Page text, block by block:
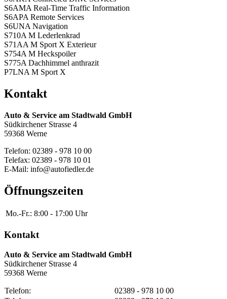
S6AMA Real-Time Traffic Information
S6APA Remote Services
S6UNA Navigation
S710A M Lederlenkrad
S71AA M Sport X Exterieur
S754A M Heckspoiler
S775A Dachhimmel anthrazit
P7LNA M Sport X
Kontakt
Auto & Service am Stadtwald GmbH
Südkirchener Strasse 4
59368 Werne
Telefon: 02389 - 978 10 00
Telefax: 02389 - 978 10 01
E-Mail: info@autofiedler.de
Öffnungszeiten
Mo.-Fr.: 8:00 - 17:00 Uhr
Kontakt
Auto & Service am Stadtwald GmbH
Südkirchener Strasse 4
59368 Werne
Telefon:
02389 - 978 10 00